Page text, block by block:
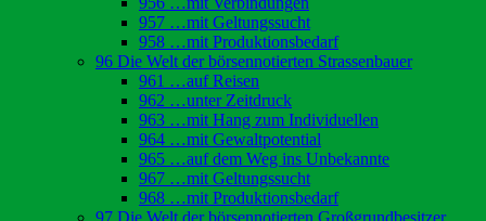
957 …mit Geltungssucht
958 …mit Produktionsbedarf
96 Die Welt der börsennotierten Strassenbauer
961 …auf Reisen
962 …unter Zeitdruck
963 …mit Hang zum Individuellen
964 …mit Gewaltpotential
965 …auf dem Weg ins Unbekannte
967 …mit Geltungssucht
968 …mit Produktionsbedarf